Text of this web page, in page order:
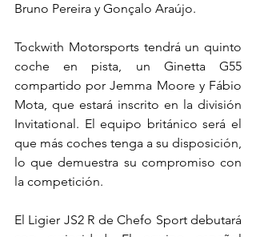
Bruno Pereira y Gonçalo Araújo.
Tockwith Motorsports tendrá un quinto
coche en pista, un Ginetta G55
compartido por Jemma Moore y Fábio
Mota, que estará inscrito en la división
Invitational. El equipo británico será el
que más coches tenga a su disposición,
lo que demuestra su compromiso con
la competición.
El Ligier JS2 R de Chefo Sport debutará